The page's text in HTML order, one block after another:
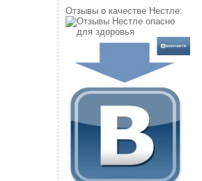
Отзывы о качестве Нестле: